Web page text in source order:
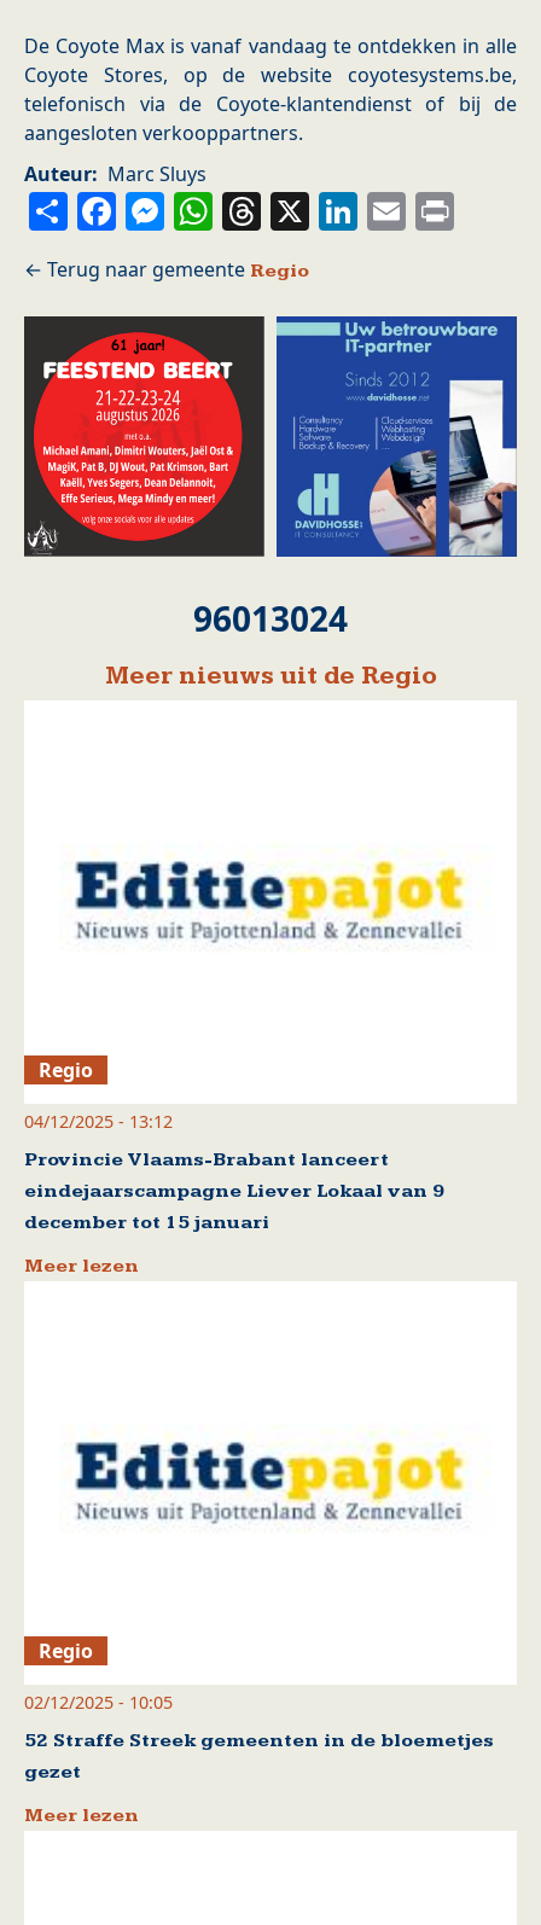
De Coyote Max is vanaf vandaag te ontdekken in alle
Coyote Stores, op de website coyotesystems.be,
telefonisch via de Coyote-klantendienst of bij de
aangesloten verkooppartners.
Auteur
Marc Sluys
ShareFacebook
Messenger
WhatsApp
Threads
X LinkedIn
Email
Regio
96013024
Meer nieuws uit de Regio
Regio
04/12/2025 - 13:12
Provincie Vlaams-Brabant lanceert
eindejaarscampagne Liever Lokaal van 9
december tot 15 januari
Meer lezen
Regio
02/12/2025 - 10:05
52 Straffe Streek gemeenten in de bloemetjes
gezet
Meer lezen